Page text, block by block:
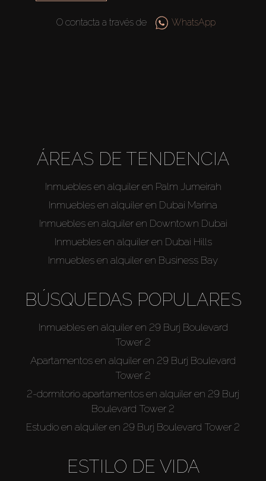
O contacta a través de WhatsApp
ÁREAS DE TENDENCIA
Inmuebles en alquiler en Palm Jumeirah
Inmuebles en alquiler en Dubai Marina
Inmuebles en alquiler en Downtown Dubai
Inmuebles en alquiler en Dubai Hills
Inmuebles en alquiler en Business Bay
BÚSQUEDAS POPULARES
Inmuebles en alquiler en 29 Burj Boulevard
Tower 2
Apartamentos en alquiler en 29 Burj Boulevard
Tower 2
2-dormitorio apartamentos en alquiler en 29 Burj
Boulevard Tower 2
Estudio en alquiler en 29 Burj Boulevard Tower 2
ESTILO DE VIDA